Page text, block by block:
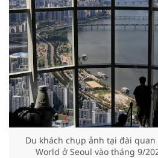
Du khách chụp ảnh tại đài
World ở Seoul vào tháng 9/